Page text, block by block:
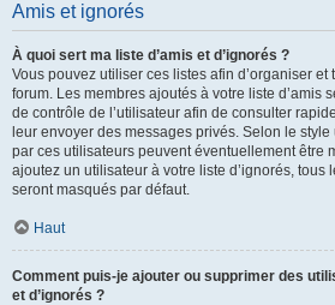
Amis et ignorés
À quoi sert ma liste d’amis et d’ignorés ?
Vous pouvez utiliser ces listes afin d’organiser
forum. Les membres ajoutés à votre liste d’amis
de contrôle de l’utilisateur afin de consulter
leur envoyer des messages privés. Selon le
par ces utilisateurs peuvent éventuellement être
ajoutez un utilisateur à votre liste d’ignorés, tous
seront masqués par défaut.
Haut
Comment puis-je ajouter ou supprimer des
et d’ignorés ?